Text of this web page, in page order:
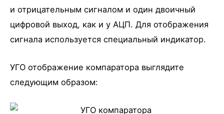
и отрицательным сигналом и один двоичный
цифровой выход, как и у АЦП. Для отображения
сигнала используется специальный индикатор.
УГО отображение компаратора выглядите
следующим образом: